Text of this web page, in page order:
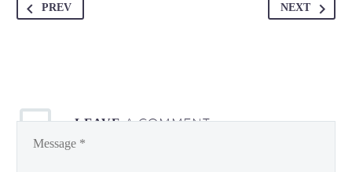
PREV NEXT
LEAVEA COMMENT